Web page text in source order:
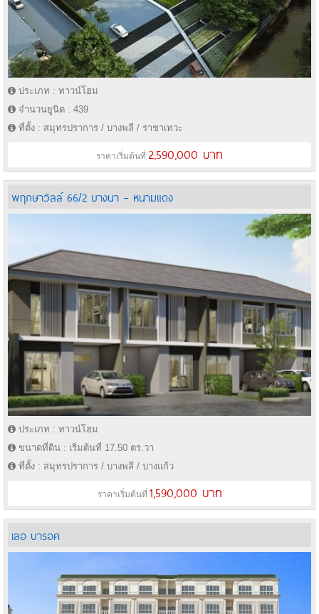
ประเภท : ทาวน์โฮม
จำนวนยูนิต : 439
ที่ตั้ง : สมุทรปราการ / บางพลี / ราชาเทวะ
ราคาเริ่มต้นที่ 2,590,000 บาท
พฤกษาวิลล์ 66/2 บางนา – หนามแดง
ประเภท : ทาวน์โฮม
ขนาดที่ดิน : เริ่มต้นที่ 17.50 ตร.วา
ที่ตั้ง : สมุทรปราการ / บางพลี / บางแก้ว
ราคาเริ่มต้นที่ 1,590,000 บาท
เลอ บารอค